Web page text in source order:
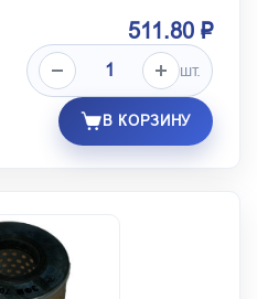
511.80 ₽
шт.
В КОРЗИНУ